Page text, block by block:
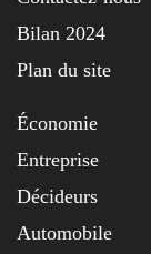
Bilan 2024
Plan du site
Économie
Entreprise
Décideurs
Automobile